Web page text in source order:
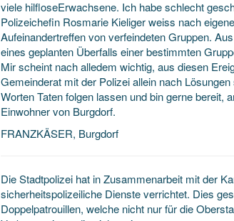
viele hilfloseErwachsene. Ich habe schlecht
Polizeichefin Rosmarie Kieliger weiss nach
Aufeinandertreffen von verfeindeten Gruppen.
eines geplanten Überfalls einer bestimmten
Mir scheint nach alledem wichtig, aus diesen
Gemeinderat mit der Polizei allein nach
Worten Taten folgen lassen und bin gerne bereit,
Einwohner von Burgdorf.
FRANZKÄSER, Burgdorf
Die Stadtpolizei hat in Zusammenarbeit mit der
sicherheitspolizeiliche Dienste verrichtet. Dies
Doppelpatrouillen, welche nicht nur für die